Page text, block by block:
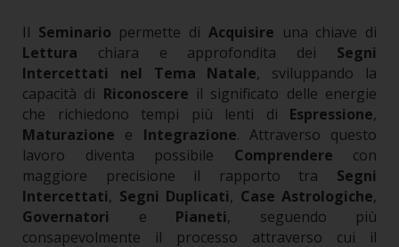
Il Seminario permette di Acquisire una chiave di
Lettura chiara e approfondita dei Segni
Intercettati nel Tema Natale, sviluppando la
capacità di Riconoscere il significato delle energie
che richiedono tempi più lenti di Espressione,
Maturazione e Integrazione. Attraverso questo
lavoro diventa possibile Comprendere con
maggiore precisione il rapporto tra Segni
Intercettati, Segni Duplicati, Case Astrologiche,
Governatori e Pianeti, seguendo più
consapevolmente il processo attraverso cui il